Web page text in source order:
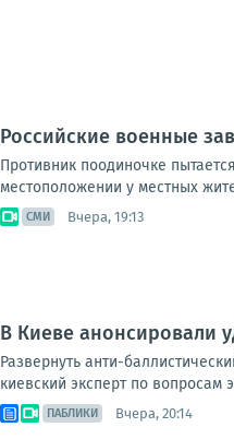
Российские военные
Противник поодиночке
местоположении у местных
СМИ Вчера, 19:13
В Киеве анонсировали
Развернуть анти-
киевский эксперт по вопросам
ПАБЛИКИ Вчера, 20:14